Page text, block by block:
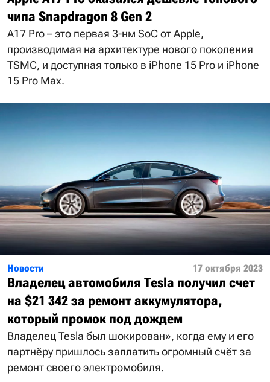
чипа Snapdragon 8 Gen 2
A17 Pro – это первая 3-нм SoC от Apple,
производимая на архитектуре нового поколения
TSMC, и доступная только в iPhone 15 Pro и iPhone
15 Pro Max.
Новости 17 октября 2023
Владелец автомобиля Tesla получил счет
на $21 342 за ремонт аккумулятора,
который промок под дождем
Владелец Tesla был шокирован», когда ему и его
партнёру пришлось заплатить огромный счёт за
ремонт своего электромобиля.